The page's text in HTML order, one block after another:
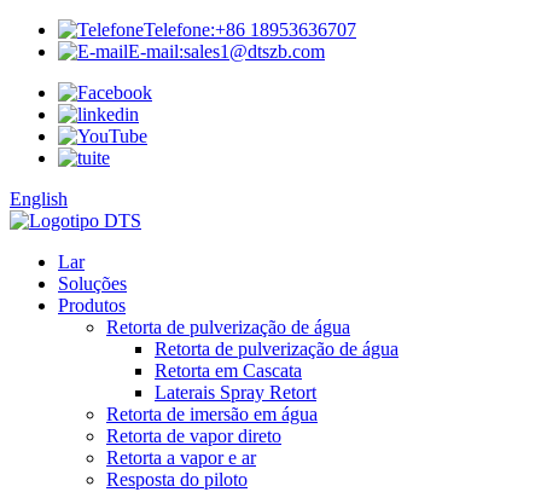
Telefone:+86 18953636707
E-mail:sales1@dtszb.com
English
Lar
Soluções
Produtos
Retorta de pulverização de água
Retorta de pulverização de água
Retorta em Cascata
Laterais Spray Retort
Retorta de imersão em água
Retorta de vapor direto
Retorta a vapor e ar
Resposta do piloto